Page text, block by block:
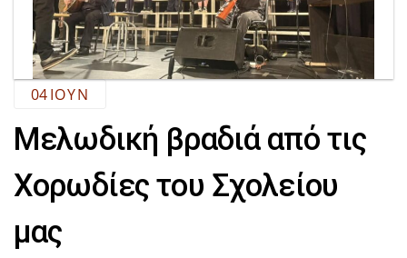
04ΙΟΎΝ
Μελωδική βραδιά από τις
Χορωδίες του Σχολείου
μας